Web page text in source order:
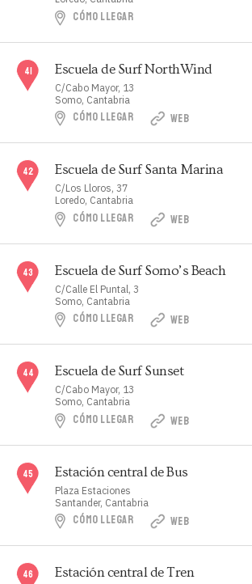
CÓMO LLEGAR
Escuela de Surf NorthWind
C/Cabo Mayor, 13
Somo, Cantabria
CÓMO LLEGAR WEB
Escuela de Surf Santa Marina
C/Los Lloros, 37
Loredo, Cantabria
CÓMO LLEGAR WEB
Escuela de Surf Somo’s Beach
C/Calle El Puntal, 3
Somo, Cantabria
CÓMO LLEGAR WEB
Escuela de Surf Sunset
C/Cabo Mayor, 13
Somo, Cantabria
CÓMO LLEGAR WEB
Estación central de Bus
Plaza Estaciones
Santander, Cantabria
CÓMO LLEGAR WEB
Estación central de Tren